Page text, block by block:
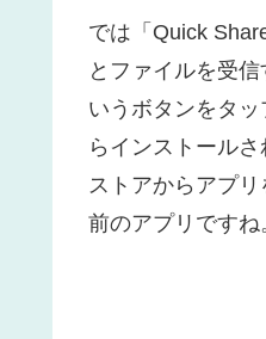
では「Quick
とファイルを受
いうボタンをタ
らインストール
ストアからアプ
前のアプリですね